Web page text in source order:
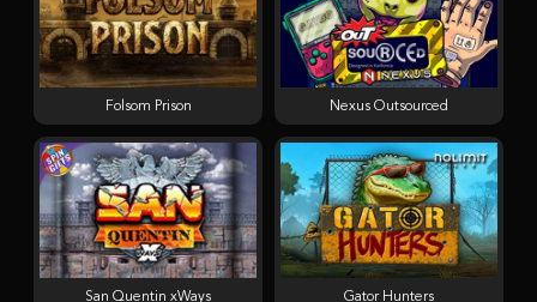
Nexus Outsourced
Gator Hunters
Folsom Prison
San Quentin xWays